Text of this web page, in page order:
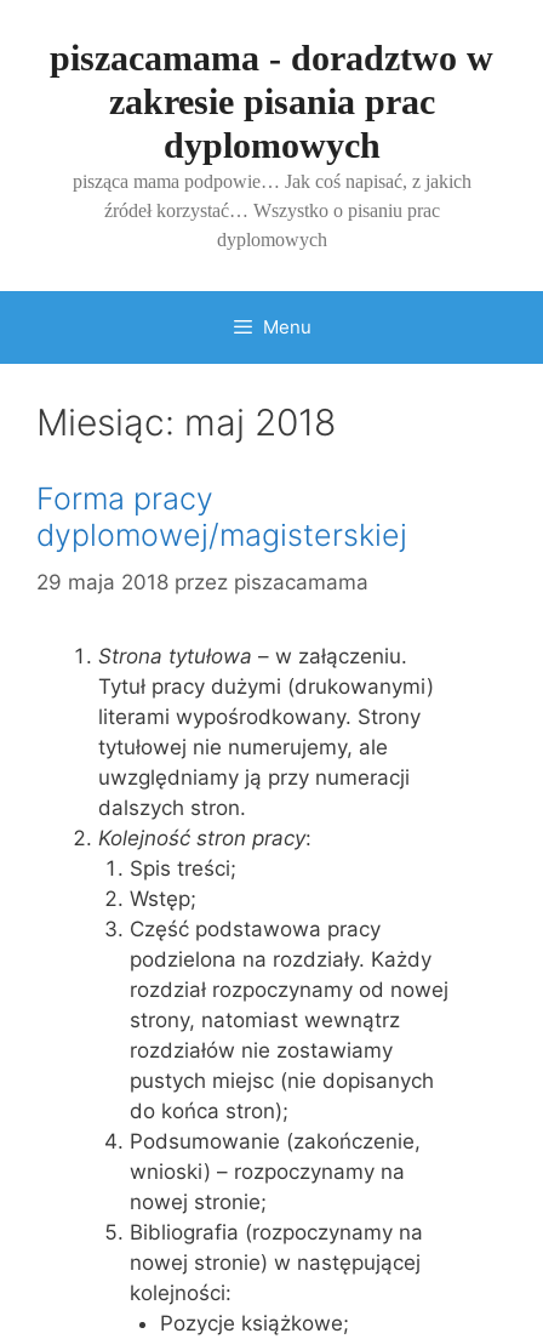
treścipiszacamama - doradztwo w
zakresie pisania prac
dyplomowych
pisząca mama podpowie… Jak coś napisać, z jakich
źródeł korzystać… Wszystko o pisaniu prac
dyplomowych
Menu
Miesiąc: maj 2018
Forma pracy
dyplomowej/magisterskiej
29 maja 2018 przez piszacamama
Strona tytułowa – w załączeniu.
Tytuł pracy dużymi (drukowanymi)
literami wypośrodkowany. Strony
tytułowej nie numerujemy, ale
uwzględniamy ją przy numeracji
dalszych stron.
Kolejność stron pracy:
Spis treści;
Wstęp;
Część podstawowa pracy
podzielona na rozdziały. Każdy
rozdział rozpoczynamy od nowej
strony, natomiast wewnątrz
rozdziałów nie zostawiamy
pustych miejsc (nie dopisanych
do końca stron);
Podsumowanie (zakończenie,
wnioski) – rozpoczynamy na
nowej stronie;
Bibliografia (rozpoczynamy na
nowej stronie) w następującej
kolejności:
Pozycje książkowe;